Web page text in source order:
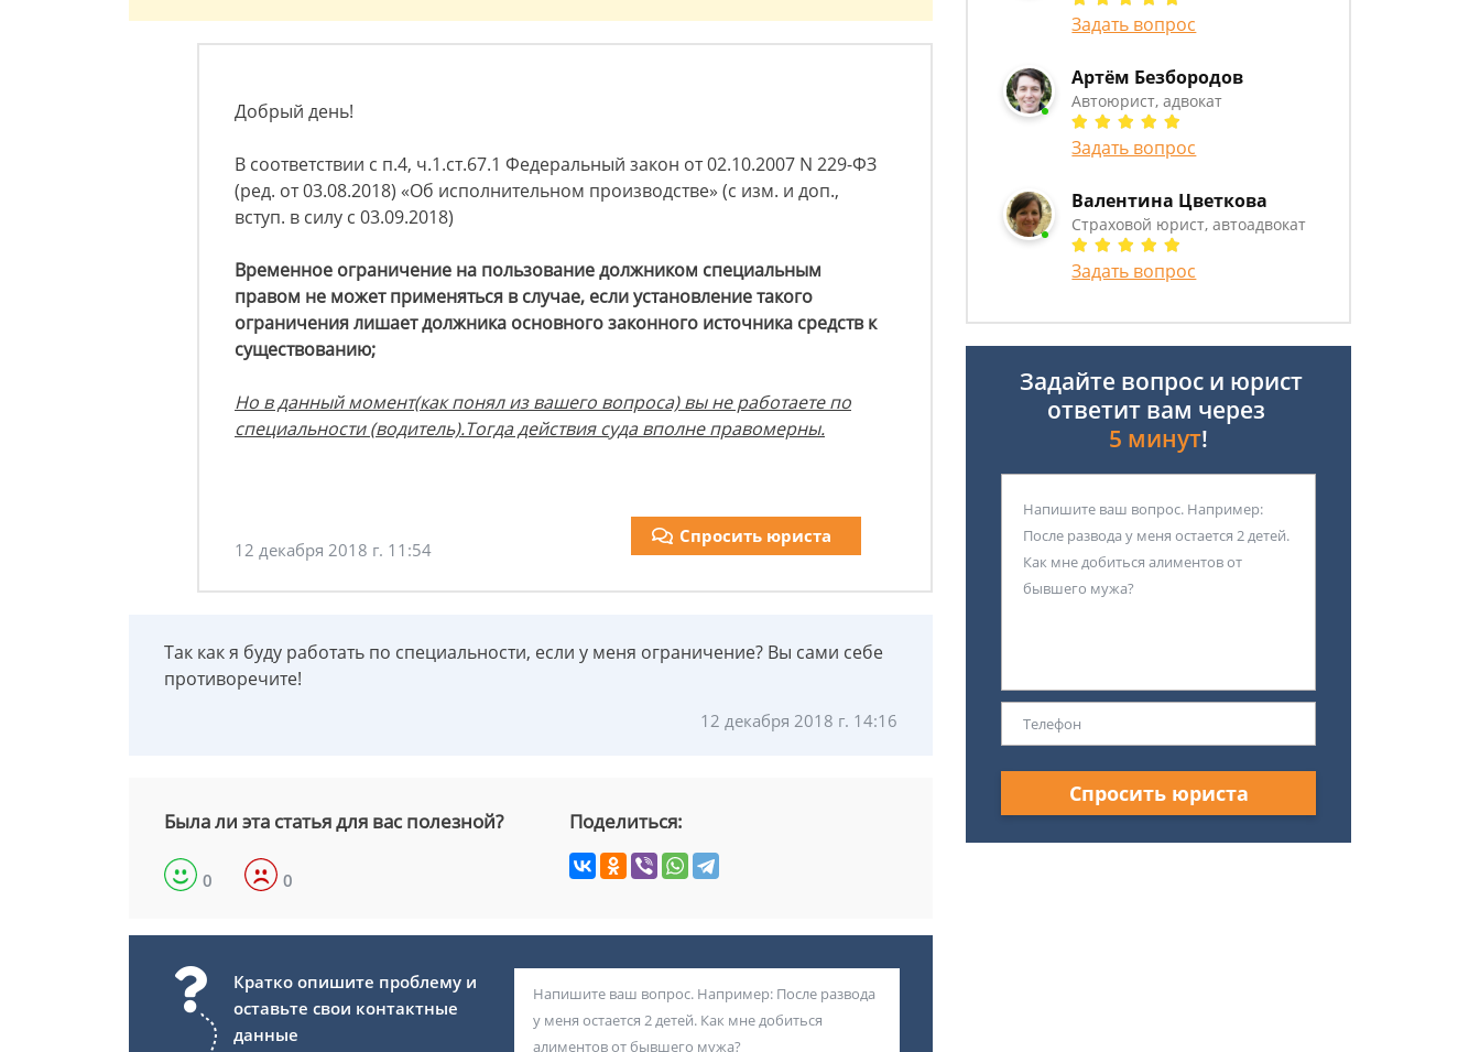
Добрый день!
В соответствии с п.4, ч.1.ст.67.1 Федеральный закон от 02.10.2007 N 229-ФЗ
(ред. от 03.08.2018) «Об исполнительном производстве» (с изм. и доп.,
вступ. в силу с 03.09.2018)
Временное ограничение на пользование должником специальным
правом не может применяться в случае, если установление такого
ограничения лишает должника основного законного источника средств к
существованию;
Но в данный момент(как понял из вашего вопроса) вы не работаете по
специальности (водитель).Тогда действия суда вполне правомерны.
12 декабря 2018 г. 11:54
Спросить юриста
Так как я буду работать по специальности, если у меня ограничение? Вы сами себе
противоречите!
12 декабря 2018 г. 14:16
Была ли эта статья для вас полезной?
0 0
Поделиться:
Кратко опишите проблему и
оставьте свои контактные
данные
Задать вопрос
Артём Безбородов
Автоюрист, адвокат
Задать вопрос
Валентина Цветкова
Страховой юрист, автоадвокат
Задать вопрос
Задайте вопрос и юрист
ответит вам через
5 минут!
Спросить юриста